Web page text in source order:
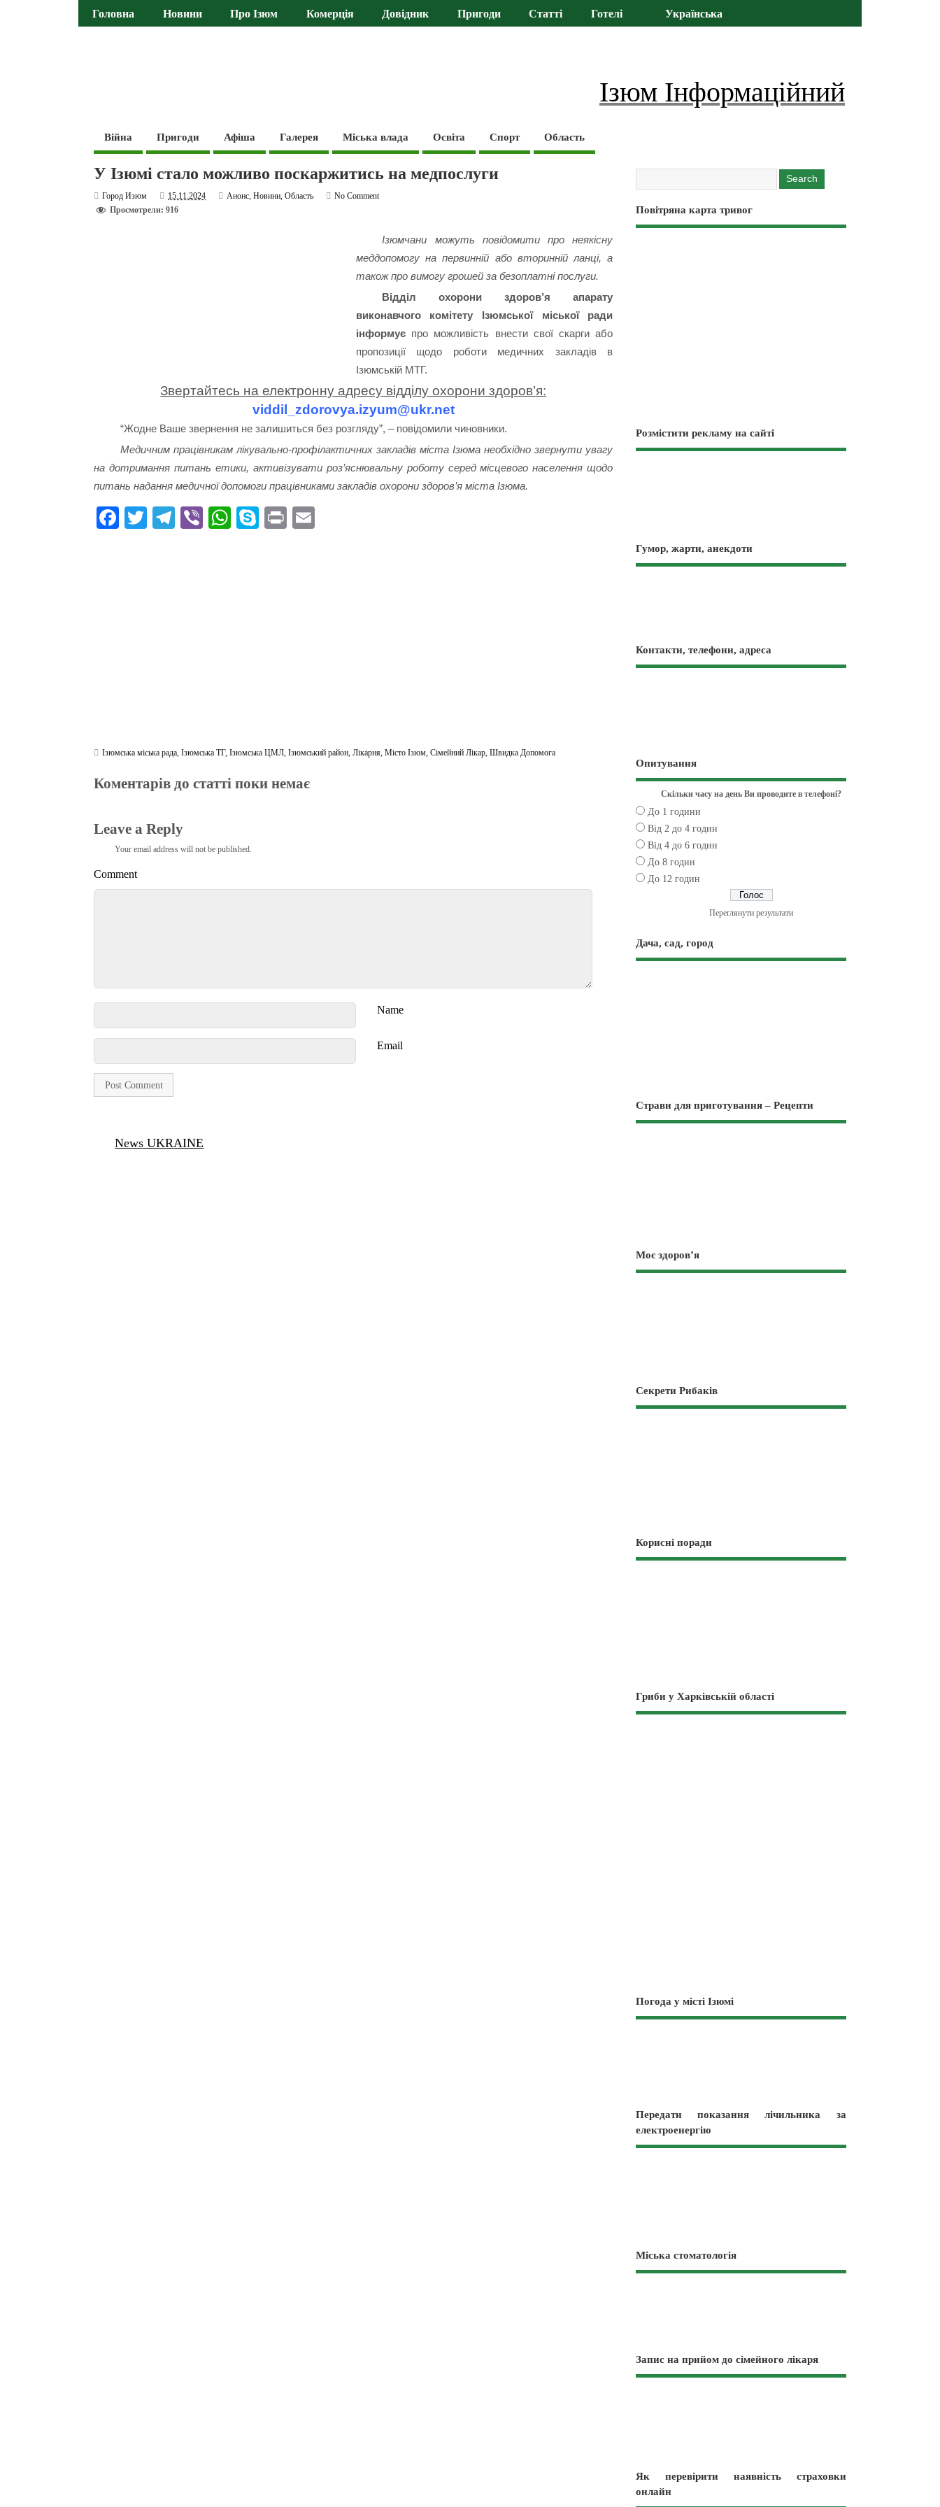
Головна Новини Про Ізюм Комерція Довідник Пригоди Статті Готелі Українська
Ізюм Інформаційний
Війна Пригоди Афіша Галерея Міська влада Освіта Спорт Область
У Ізюмі стало можливо поскаржитись на медпослуги
Город Изюм 15.11.2024 Анонс,Новини,Область
No Comment
Просмотрели: 916
Ізюмчани можуть повідомити про неякісну
меддопомогу на первинній або вторинній ланці, а
також про вимогу грошей за безоплатні послуги.
Відділ охорони здоров’я апарату
виконавчого комітету Ізюмської міської ради
інформуєпро можливість внести свої скарги або
пропозиції щодо роботи медичних закладів в
Ізюмській МТГ.
Звертайтесь на електронну адресу відділу охорони здоров’я:
viddil_zdorovya.izyum@ukr.net
“Жодне Ваше звернення не залишиться без розгляду”, – повідомили чиновники.
Медичним працівникам лікувально-профілактичних закладів міста Ізюма необхідно звернути увагу
на дотримання питань етики, активізувати роз’яснювальну роботу серед місцевого населення щодо
питань надання медичної допомоги працівниками закладів охорони здоров’я міста Ізюма.
Fa T
Te Vi
W
S
Pr
Ізюмська міська рада ,Ізюмська ТГ,Ізюмська ЦМЛ ,Ізюмський район ,Лікарня ,Місто Ізюм ,Сімейний Лікар ,Швидка Допомога
Коментарів до статті поки немає
Leave a Reply
Your email address will not be published.
Comment
Name
Email
News UKRAINE
Повітряна карта тривог
Розмістити рекламу на сайті
Гумор, жарти, анекдоти
Контакти, телефони, адреса
Опитування
Скільки часу на день Ви проводите в телефоні?
До 1 години
Від 2 до 4 годин
Від 4 до 6 годин
До 8 годин
До 12 годин
Переглянути результати
Дача, сад, город
Страви для приготування – Рецепти
Моє здоров’я
Секрети Рибаків
Корисні поради
Гриби у Харківській області
Погода у місті Ізюмі
Передати показання лічильника за
електроенергію
Міська стоматологія
Запис на прийом до сімейного лікаря
Як перевірити наявність страховки
онлайн